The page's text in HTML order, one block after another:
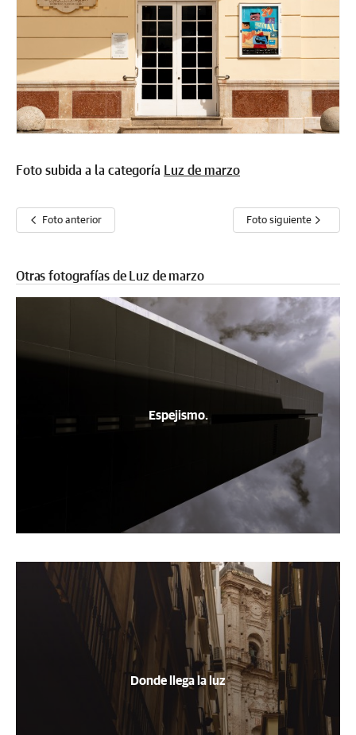
Foto subida a la categoría Luz de marzo
Foto anterior Foto siguiente
Otras fotografías de Luz de marzo
Espejismo.
Donde llega la luz